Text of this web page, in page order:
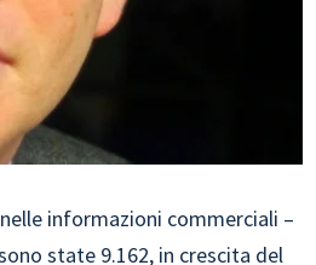
informazioni commerciali –
state 9.162, in crescita del